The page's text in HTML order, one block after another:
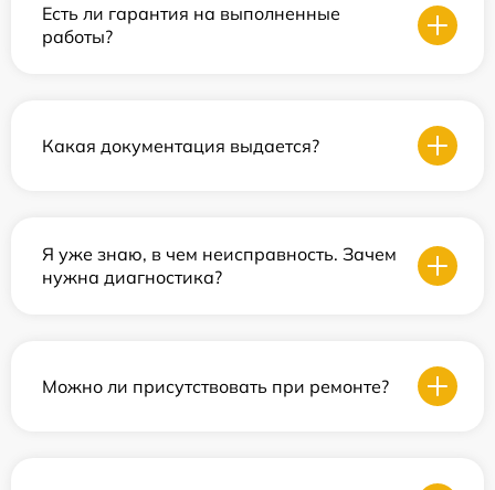
Есть ли гарантия на выполненные
работы?
Какая документация выдается?
Я уже знаю, в чем неисправность. Зачем
нужна диагностика?
Можно ли присутствовать при ремонте?